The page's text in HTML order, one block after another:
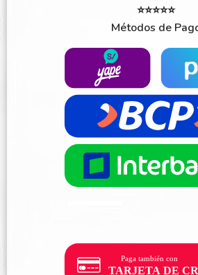
⭐⭐⭐⭐⭐
Métodos de